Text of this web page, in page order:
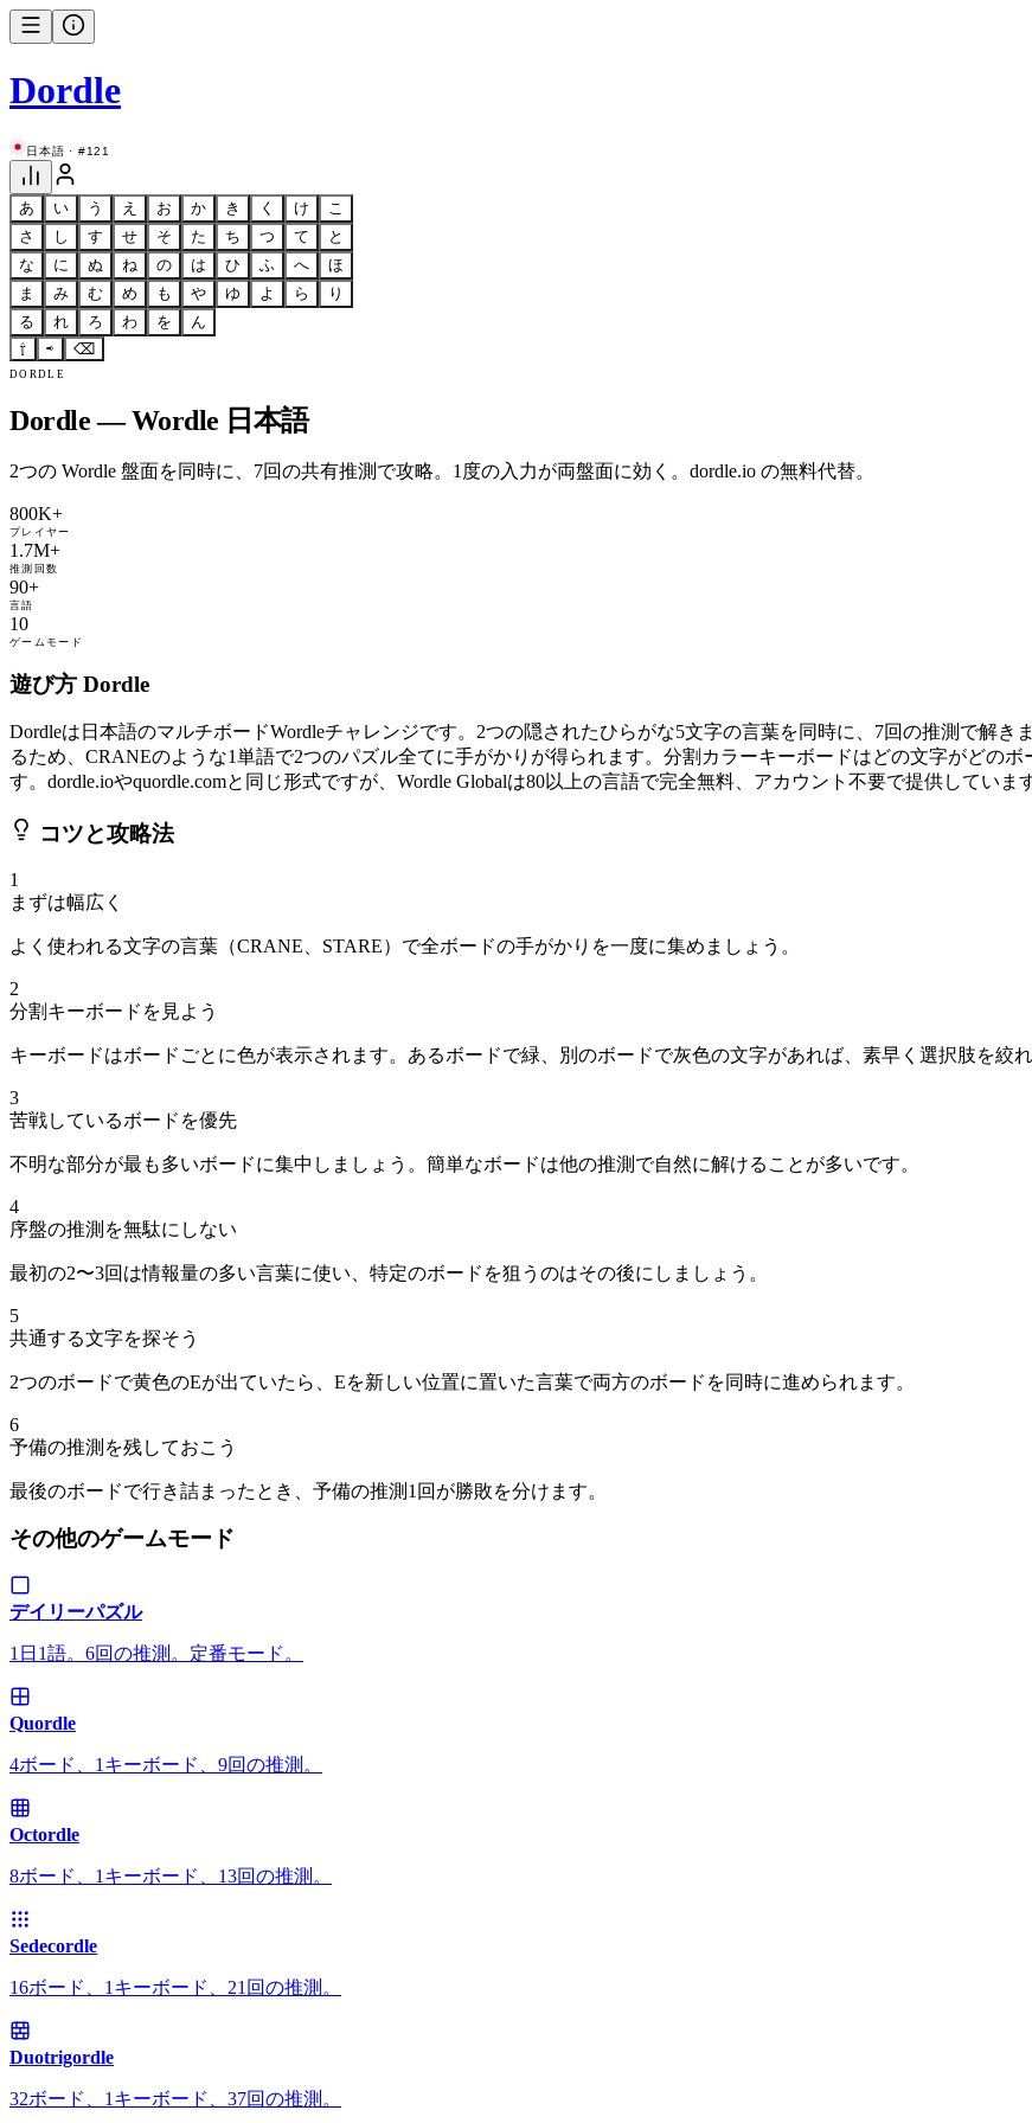
Dordle
日本語 · #121
あ い う え お か き く け
こ
さ
し す せ そ た ち つ て
と
な
に ぬ ね の は ひ ふ へ
ほ
ま
み む め も や ゆ よ ら
り
る
れ ろ わ を
ん
⇧
⇨ ⌫
DORDLE
Dordle — Wordle 日本語
2つの Wordle 盤面を同時に、7回の共有推測で攻略。1度の入力が両盤面に効く。dordle.io の無料代替。
800K+
プレイヤー
1.7M+
推測回数
90+
言語
10
ゲームモード
遊び方 Dordle
Dordleは日本語のマルチボードWordleチャレンジです。2つの隠されたひらがな5文字の言葉を同時に、7回の推測で解
るため、CRANEのような1単語で2つのパズル全てに手がかりが得られます。分割カラーキーボードはどの文字がどの
す。dordle.ioやquordle.comと同じ形式ですが、Wordle Globalは80以上の言語で完全無料、アカウント不要で提供しています
コツと攻略法
1
まずは幅広く
よく使われる文字の言葉（CRANE、STARE）で全ボードの手がかりを一度に集めましょう。
2
分割キーボードを見よう
キーボードはボードごとに色が表示されます。あるボードで緑、別のボードで灰色の文字があれば、素早く選択肢を絞れ
3
苦戦しているボードを優先
不明な部分が最も多いボードに集中しましょう。簡単なボードは他の推測で自然に解けることが多いです。
4
序盤の推測を無駄にしない
最初の2〜3回は情報量の多い言葉に使い、特定のボードを狙うのはその後にしましょう。
5
共通する文字を探そう
2つのボードで黄色のEが出ていたら、Eを新しい位置に置いた言葉で両方のボードを同時に進められます。
6
予備の推測を残しておこう
最後のボードで行き詰まったとき、予備の推測1回が勝敗を分けます。
その他のゲームモード
デイリーパズル
1日1語。6回の推測。定番モード。
Quordle
4ボード、1キーボード、9回の推測。
Octordle
8ボード、1キーボード、13回の推測。
Sedecordle
16ボード、1キーボード、21回の推測。
Duotrigordle
32ボード、1キーボード、37回の推測。